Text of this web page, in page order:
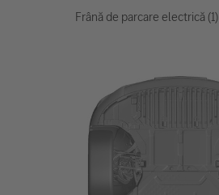
Frână de parcare electrică (1)